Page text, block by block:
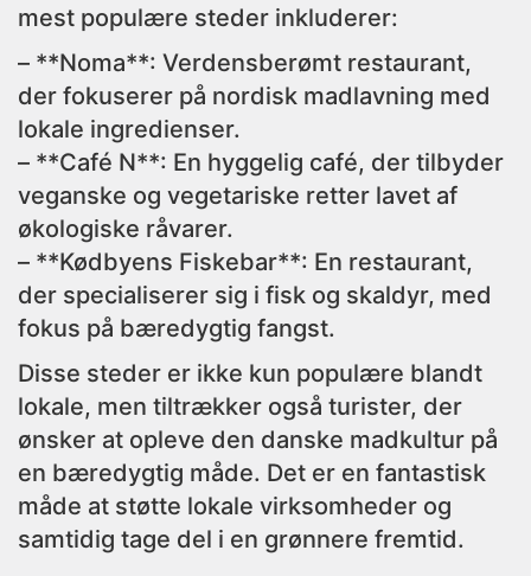
mest populære steder inkluderer:
– **Noma**: Verdensberømt restaurant,
der fokuserer på nordisk madlavning med
lokale ingredienser.
– **Café N**: En hyggelig café, der tilbyder
veganske og vegetariske retter lavet af
økologiske råvarer.
– **Kødbyens Fiskebar**: En restaurant,
der specialiserer sig i fisk og skaldyr, med
fokus på bæredygtig fangst.
Disse steder er ikke kun populære blandt
lokale, men tiltrækker også turister, der
ønsker at opleve den danske madkultur på
en bæredygtig måde. Det er en fantastisk
måde at støtte lokale virksomheder og
samtidig tage del i en grønnere fremtid.